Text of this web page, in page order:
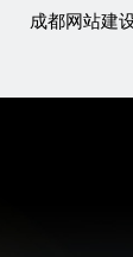
成都网站建